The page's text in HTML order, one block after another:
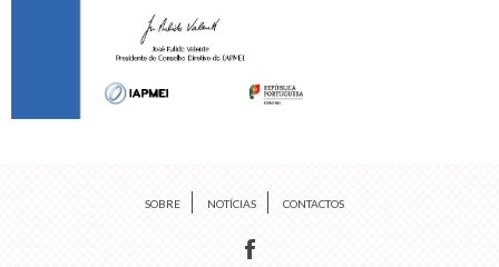
SOBRE NOTÍCIAS CONTACTOS